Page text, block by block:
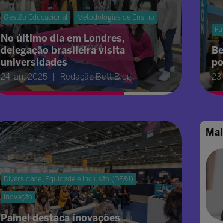
Gestão Educacional Metodologias de Ensino
No último dia em Londres,
delegação brasileira visita
universidades
24 jan. 2025 Redação Bett Blog 23
Diversidade, Equidade e Inclusão (DE&I)
Inovação
Painel destaca inovações